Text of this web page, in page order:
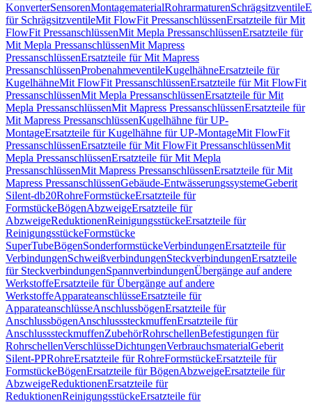
KonverterSensorenMontagematerialRohrarmaturenSchrägsitzventile
für SchrägsitzventileMit FlowFit PressanschlüssenErsatzteile für Mit
FlowFit PressanschlüssenMit Mepla PressanschlüssenErsatzteile für
Mit Mepla PressanschlüssenMit Mapress
PressanschlüssenErsatzteile für Mit Mapress
PressanschlüssenProbenahmeventileKugelhähneErsatzteile für
KugelhähneMit FlowFit PressanschlüssenErsatzteile für Mit FlowFit
PressanschlüssenMit Mepla PressanschlüssenErsatzteile für Mit
Mepla PressanschlüssenMit Mapress PressanschlüssenErsatzteile für
Mit Mapress PressanschlüssenKugelhähne für UP-
MontageErsatzteile für Kugelhähne für UP-MontageMit FlowFit
PressanschlüssenErsatzteile für Mit FlowFit PressanschlüssenMit
Mepla PressanschlüssenErsatzteile für Mit Mepla
PressanschlüssenMit Mapress PressanschlüssenErsatzteile für Mit
Mapress PressanschlüssenGebäude-EntwässerungssystemeGeberit
Silent-db20RohreFormstückeErsatzteile für
FormstückeBögenAbzweigeErsatzteile für
AbzweigeReduktionenReinigungsstückeErsatzteile für
ReinigungsstückeFormstücke
SuperTubeBögenSonderformstückeVerbindungenErsatzteile für
VerbindungenSchweißverbindungenSteckverbindungenErsatzteile
für SteckverbindungenSpannverbindungenÜbergänge auf andere
WerkstoffeErsatzteile für Übergänge auf andere
WerkstoffeApparateanschlüsseErsatzteile für
ApparateanschlüsseAnschlussbögenErsatzteile für
AnschlussbögenAnschlusssteckmuffenErsatzteile für
AnschlusssteckmuffenZubehörRohrschellenBefestigungen für
RohrschellenVerschlüsseDichtungenVerbrauchsmaterialGeberit
Silent-PPRohreErsatzteile für RohreFormstückeErsatzteile für
FormstückeBögenErsatzteile für BögenAbzweigeErsatzteile für
AbzweigeReduktionenErsatzteile für
ReduktionenReinigungsstückeErsatzteile für